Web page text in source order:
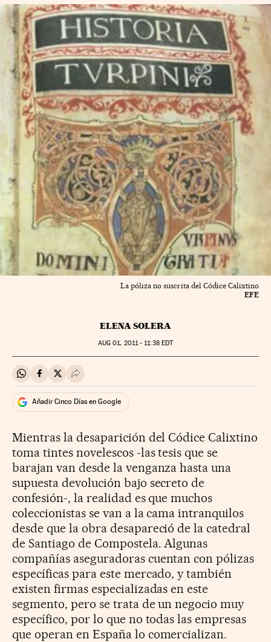
La póliza no suscrita del Códice Calixtino
EFE
ELENA SOLERA
AUG 01, 2011 - 11:38EDT
Compartir en Whatsapp
Compartir en Facebook
Compartir en Twitter
Desplegar Redes Sociales
Añadir Cinco Días en Google
Mientras la desaparición del Códice Calixtino
toma tintes novelescos -las tesis que se
barajan van desde la venganza hasta una
supuesta devolución bajo secreto de
confesión-, la realidad es que muchos
coleccionistas se van a la cama intranquilos
desde que la obra desapareció de la catedral
de Santiago de Compostela. Algunas
compañías aseguradoras cuentan con pólizas
específicas para este mercado, y también
existen firmas especializadas en este
segmento, pero se trata de un negocio muy
específico, por lo que no todas las empresas
que operan en España lo comercializan.